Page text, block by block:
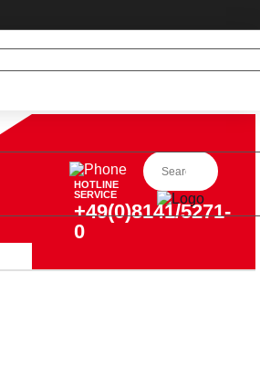
HOTLINE
SERVICE
+49(0)8141/5271-
0